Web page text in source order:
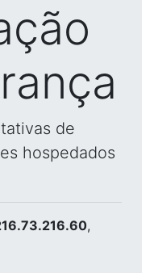
de
hospedados
,